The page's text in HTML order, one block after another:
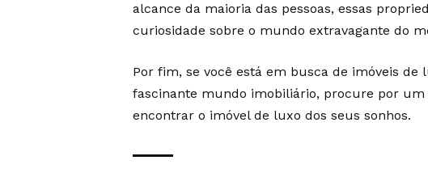
alcance da maioria das pessoas, essas
curiosidade sobre o mundo extravagante do
Por fim, se você está em busca de imóveis de
fascinante mundo imobiliário, procure por
encontrar o imóvel de luxo dos seus sonhos.